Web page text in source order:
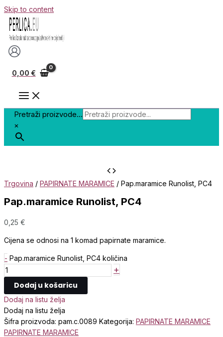
Skip to content
0,00 €
Pretraži proizvode...
×
Trgovina / PAPIRNATE MARAMICE / Pap.maramice Runolist, PC4
Pap.maramice Runolist, PC4
0,25 €
Cijena se odnosi na 1 komad papirnate maramice.
- Pap.maramice Runolist, PC4 količina
+
Dodaj u košaricu
Dodaj na listu želja
Dodaj na listu želja
Šifra proizvoda: pam.c.0089 Kategorija: PAPIRNATE MARAMICE
PAPIRNATE MARAMICE